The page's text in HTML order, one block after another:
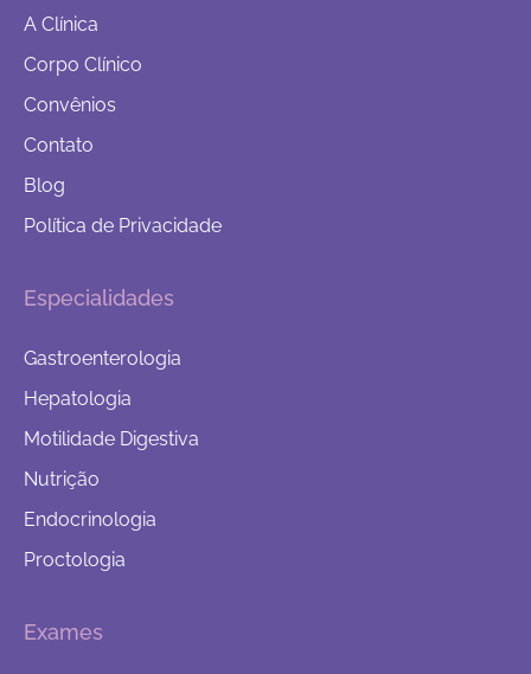
A Clínica
Corpo Clínico
Convênios
Contato
Blog
Política de Privacidade
Especialidades
Gastroenterologia
Hepatologia
Motilidade Digestiva
Nutrição
Endocrinologia
Proctologia
Exames